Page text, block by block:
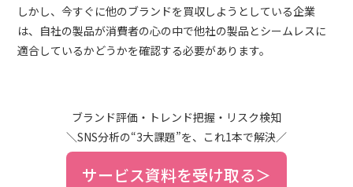
しかし、今すぐに他のブランドを買収しようとしている企業
は、自社の製品が消費者の心の中で他社の製品とシームレスに
適合しているかどうかを確認する必要があります。
ブランド評価・トレンド把握・リスク検知
＼SNS分析の“3大課題”を、これ1本で解決／
サービス資料を受け取る＞